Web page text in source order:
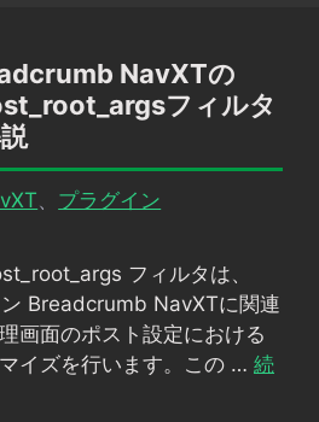
NavXTの
フィルタ
プラグイン
フィルタは、
Breadcrumb NavXTに関連
画面のポスト設定における
イズを行います。この … 続